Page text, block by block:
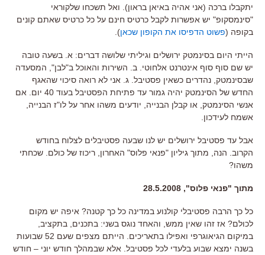
יתקבלו ברכה (אני אהיה באיאן בראון). ואל תשכחו שלקוראי
"סינמסקופ" יש אפשרות לקבל כרטיס חינם על כל כרטיס שאתם קונים
בקופה (פשוט הדפיסו את הקופון שכאן).
הייתי היום בסינמטק ירושלים וגיליתי שלושה דברים: א. בשעה טובה
יש שם סוף סוף אינטרנט אלחוטי. ב. השירות והאוכל ב"לבן", המסעדה
שבסינמטק, נהדרים כשאין פסטיבל. ג. אני לא רואה סיכוי שהאגף
החדש של הסינמטק יהיה גמור עד פתיחת הפסטיבל בעוד 40 יום. אם
אנשי הסינמטק, או קבלן הבנייה, יודעים משהו אחר על לו"ז הבנייה,
אשמח לעידכון.
אבל עד פסטיבל ירושלים יש לנו שבעה פסטיבלים לצלוח בחודש
הקרוב. הנה, מתוך גיליון "פנאי פלוס" האחרון, ריכוז של כולם. שכחתי
משהו?
מתוך "פנאי פלוס", 28.5.2008
כל כך הרבה פסטיבלי קולנוע במדינה כל כך קטנה? איפה יש מקום
לכולם? אז זהו שאין ממש, והאחד נוגס בשני: בתכנים, בתקציב,
במיקום הגיאוגרפי ואפילו בתאריכים. הייתם מצפים שעם 52 שבועות
בשנה ימצא שבוע בלעדי לכל פסטיבל. אלא שבמהלך חודש יוני – חודש